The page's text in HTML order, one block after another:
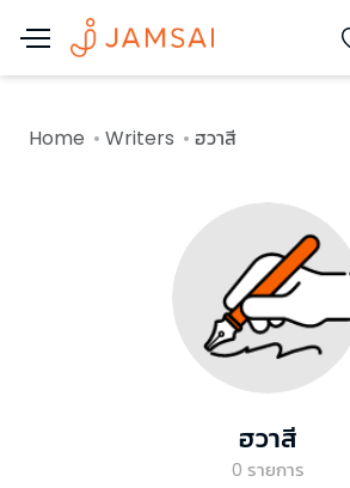
Home Writers ฮวาสี
ฮวาสี
0 รายการ